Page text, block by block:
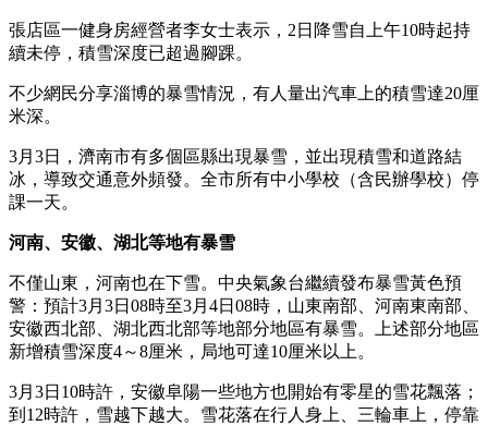
張店區一健身房經營者李女士表示，2日降雪自上午10時起持
續未停，積雪深度已超過腳踝。
不少網民分享淄博的暴雪情況，有人量出汽車上的積雪達20厘
米深。
3月3日，濟南市有多個區縣出現暴雪，並出現積雪和道路結
冰，導致交通意外頻發。全市所有中小學校（含民辦學校）停
課一天。
河南、安徽、湖北等地有暴雪
不僅山東，河南也在下雪。中央氣象台繼續發布暴雪黃色預
警：預計3月3日08時至3月4日08時，山東南部、河南東南部、
安徽西北部、湖北西北部等地部分地區有暴雪。上述部分地區
新增積雪深度4～8厘米，局地可達10厘米以上。
3月3日10時許，安徽阜陽一些地方也開始有零星的雪花飄落；
到12時許，雪越下越大。雪花落在行人身上、三輪車上，停靠